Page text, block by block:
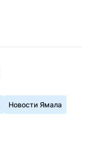
Новости Ямала